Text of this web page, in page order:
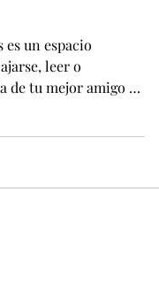
es un espacio
leer o
tu mejor amigo de
Pelitos
y de comercio